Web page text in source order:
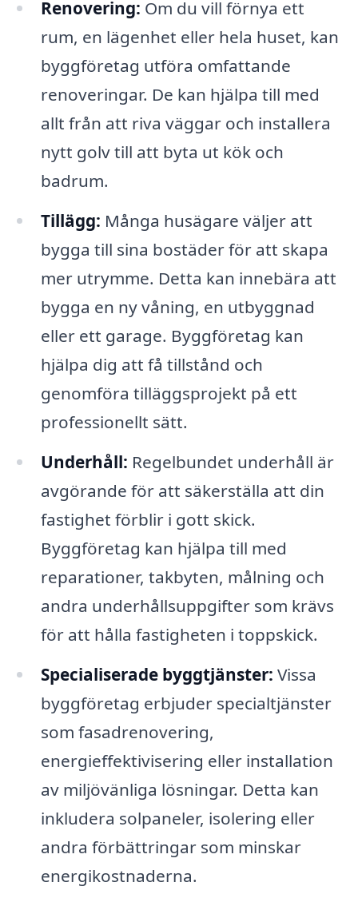
Renovering: Om du vill förnya ett
rum, en lägenhet eller hela huset, kan
byggföretag utföra omfattande
renoveringar. De kan hjälpa till med
allt från att riva väggar och installera
nytt golv till att byta ut kök och
badrum.
Tillägg: Många husägare väljer att
bygga till sina bostäder för att skapa
mer utrymme. Detta kan innebära att
bygga en ny våning, en utbyggnad
eller ett garage. Byggföretag kan
hjälpa dig att få tillstånd och
genomföra tilläggsprojekt på ett
professionellt sätt.
Underhåll: Regelbundet underhåll är
avgörande för att säkerställa att din
fastighet förblir i gott skick.
Byggföretag kan hjälpa till med
reparationer, takbyten, målning och
andra underhållsuppgifter som krävs
för att hålla fastigheten i toppskick.
Specialiserade byggtjänster: Vissa
byggföretag erbjuder specialtjänster
som fasadrenovering,
energieffektivisering eller installation
av miljövänliga lösningar. Detta kan
inkludera solpaneler, isolering eller
andra förbättringar som minskar
energikostnaderna.